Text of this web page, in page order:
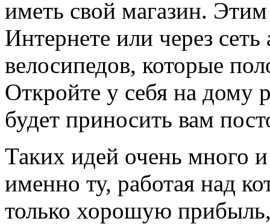
иметь свой магазин.
Интернете или через
велосипедов, которые
Откройте у себя на дому
будет приносить вам
Таких идей очень много
именно ту, работая над
только хорошую